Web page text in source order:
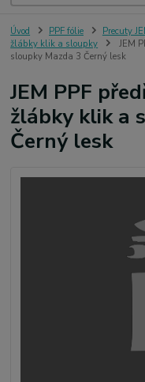
Úvod PPF fólie Precuty
žlábky klik a sloupky
JEM
sloupky Mazda 3 Černý lesk
JEM PPF
žlábky klik a
Černý lesk